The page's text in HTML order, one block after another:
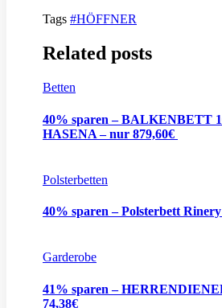
Tags #HÖFFNER
Related posts
Betten
40% sparen – BALKENBETT
HASENA – nur 879,60€
Polsterbetten
40% sparen – Polsterbett
Garderobe
41% sparen –
74,38€